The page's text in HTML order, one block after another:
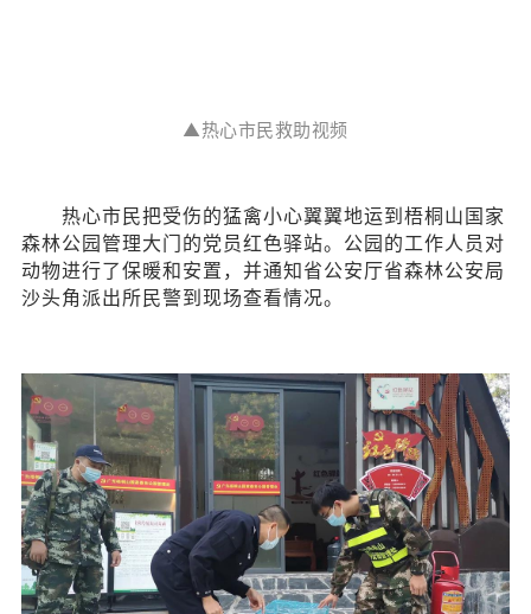
▲热心市民救助视频
热心市民把受伤的猛禽小心翼翼地运到梧桐山国家
森林公园管理大门的党员红色驿站。公园的工作人员对
动物进行了保暖和安置，并通知省公安厅省森林公安局
沙头角派出所民警到现场查看情况。